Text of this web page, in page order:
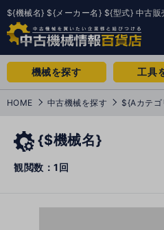
${機械名} ${メーカー名} ${型式} 中古
機械を探す 工具
HOME 中古機械を探す ${Aカテゴ
{$機械名}
観閲数：1回